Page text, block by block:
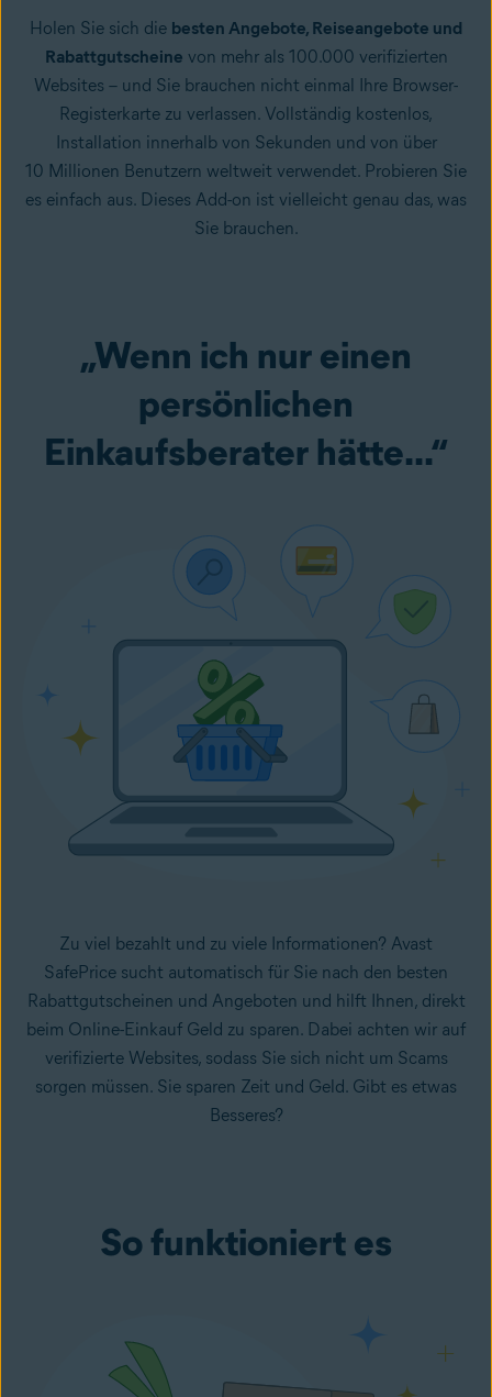
Holen Sie sich die besten Angebote, Reiseangebote und
Rabattgutscheine von mehr als 100.000 verifizierten
Websites – und Sie brauchen nicht einmal Ihre Browser-
Registerkarte zu verlassen. Vollständig kostenlos,
Installation innerhalb von Sekunden und von über
10 Millionen Benutzern weltweit verwendet. Probieren Sie
es einfach aus. Dieses Add-on ist vielleicht genau das, was
Sie brauchen.
„Wenn ich nur einen
persönlichen
Einkaufsberater hätte...“
Zu viel bezahlt und zu viele Informationen? Avast
SafePrice sucht automatisch für Sie nach den besten
Rabattgutscheinen und Angeboten und hilft Ihnen, direkt
beim Online-Einkauf Geld zu sparen. Dabei achten wir auf
verifizierte Websites, sodass Sie sich nicht um Scams
sorgen müssen. Sie sparen Zeit und Geld. Gibt es etwas
Besseres?
So funktioniert es